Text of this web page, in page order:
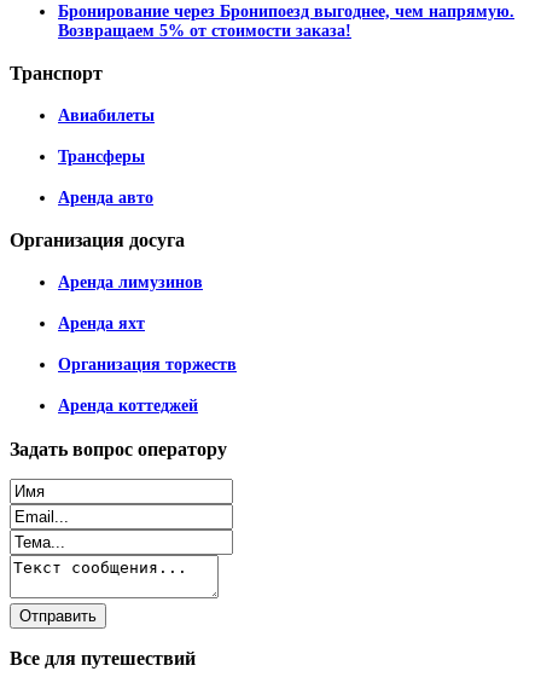
Бронирование через Бронипоезд выгоднее, чем напрямую.
Возвращаем 5% от стоимости заказа!
Транспорт
Авиабилеты
Трансферы
Аренда авто
Организация досуга
Аренда лимузинов
Аренда яхт
Организация торжеств
Аренда коттеджей
Задать вопрос оператору
Все для путешествий